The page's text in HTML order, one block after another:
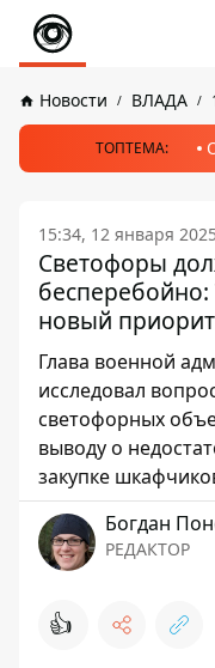
Новости ВЛАДА
ТОПТЕМА:
15:34, 12 января 2025
Светофоры
новый
Глава военной
исследовал
светофорных
выводу о
закупке
Богдан
РЕДАКТОР
👍